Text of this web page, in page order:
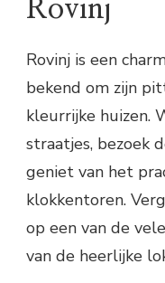
Rovinj
Rovinj is een
bekend om zijn
kleurrijke huizen.
straatjes, bezoek
geniet van het
klokkentoren.
op een van de
van de heerlijke